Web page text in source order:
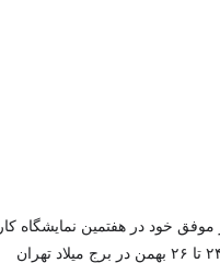
خود در هفتمین نمایشگاه کار
ایران توانست گام مؤثری در راستای معرفی مأموریت‌ها و فعالیت‌های خود بردارد. این رویداد که از ۲۴ تا ۲۶ بهمن در برج میلاد تهران